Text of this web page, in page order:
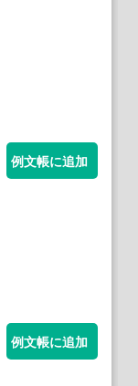
例文帳に追加
例文帳に追加